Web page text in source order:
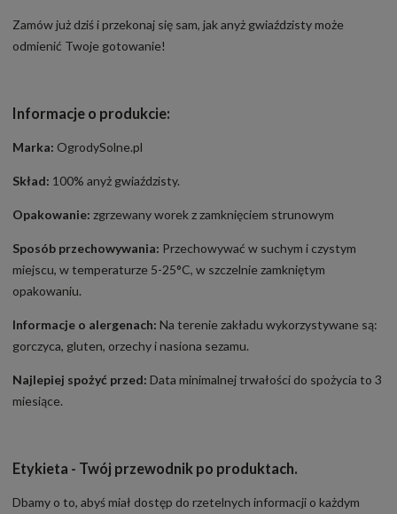
Zamów już dziś i przekonaj się sam, jak anyż gwiaździsty może
odmienić Twoje gotowanie!
Informacje o produkcie:
Marka: OgrodySolne.pl
Skład: 100% anyż gwiaździsty.
Opakowanie: zgrzewany worek z zamknięciem strunowym
Sposób przechowywania: Przechowywać w suchym i czystym
miejscu, w temperaturze 5-25°C, w szczelnie zamkniętym
opakowaniu.
Informacje o alergenach: Na terenie zakładu wykorzystywane są:
gorczyca, gluten, orzechy i nasiona sezamu.
Najlepiej spożyć przed: Data minimalnej trwałości do spożycia to 3
miesiące.
Etykieta - Twój przewodnik po produktach.
Dbamy o to, abyś miał dostęp do rzetelnych informacji o każdym